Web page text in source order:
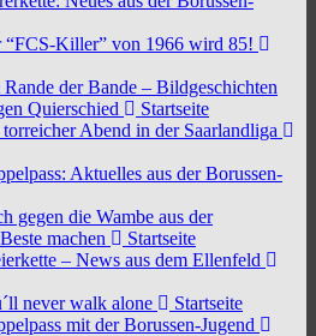
“FCS-Killer” von 1966 wird 85!
der Bande – Bildgeschichten
Quierschied
Startseite
Abend in der Saarlandliga
Aktuelles aus der Borussen-
gegen die Wambe aus der
machen
Startseite
– News aus dem Ellenfeld
never walk alone
Startseite
mit der Borussen-Jugend